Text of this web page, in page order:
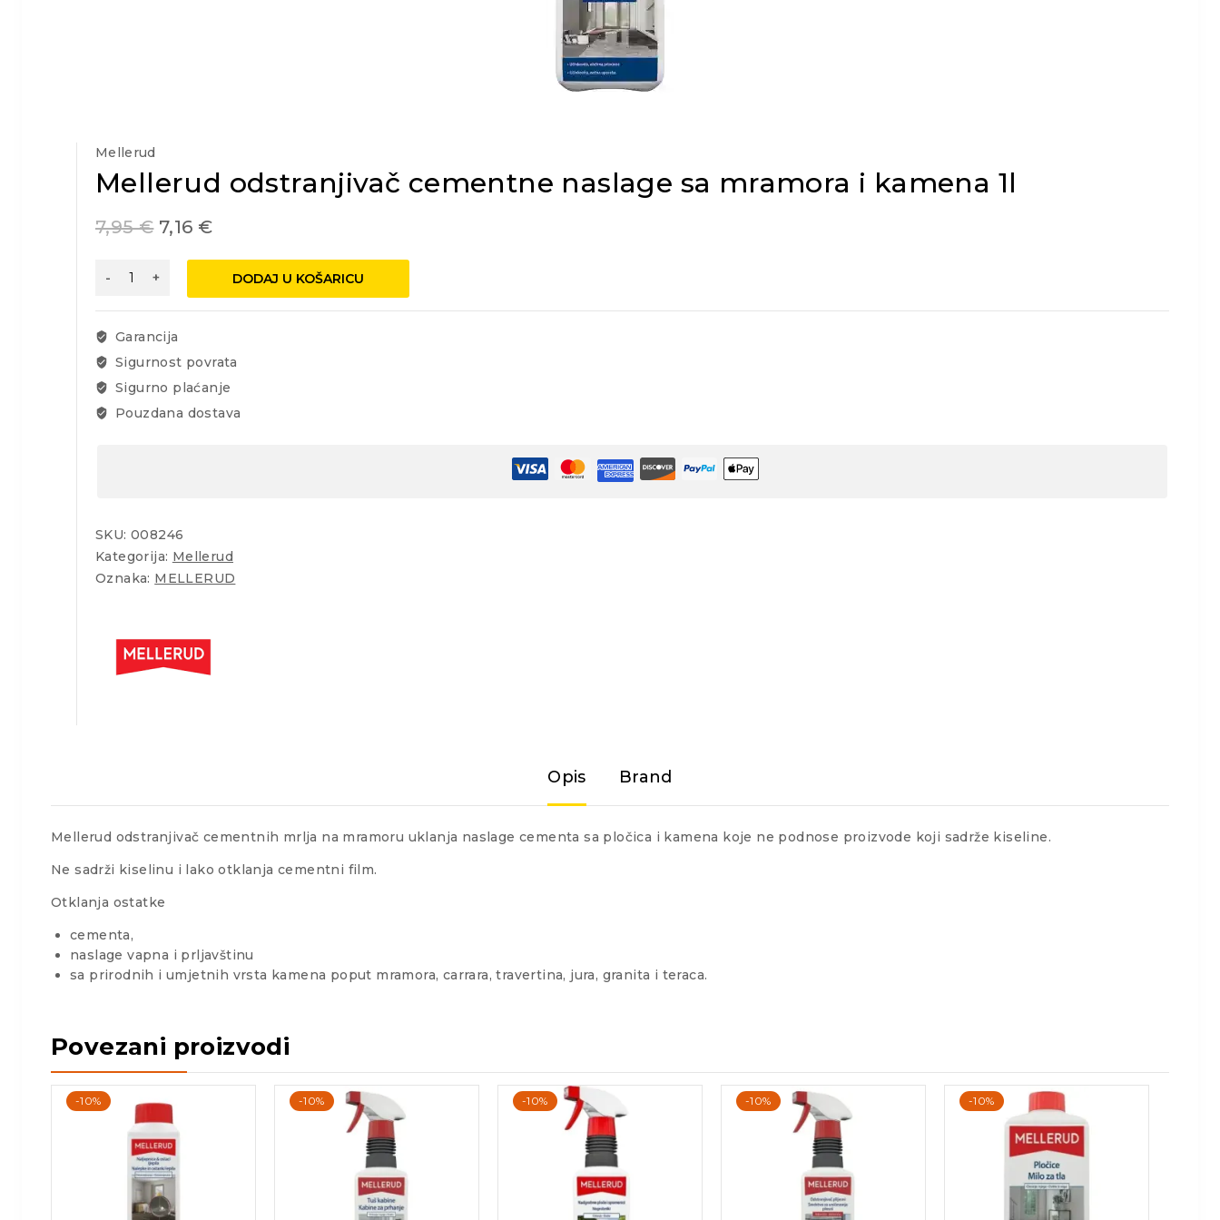
Mellerud
Mellerud odstranjivač cementne naslage sa mramora i kamena 1l
7,95€ 7,16 €
Mellerud
cementne
naslage
mramora
i
kamena
DODAJ U KOŠARICU
Garancija
Sigurnost povrata
Sigurno plaćanje
Pouzdana dostava
SKU: 008246
Kategorija: Mellerud
Oznaka: MELLERUD
Opis Brand
Mellerud odstranjivač cementnih mrlja na mramoru uklanja naslage cementa sa pločica i kamena koje ne podnose proizvode koji sadrže kiseline.
Ne sadrži kiselinu i lako otklanja cementni film.
Otklanja ostatke
cementa,
naslage vapna i prljavštinu
sa prirodnih i umjetnih vrsta kamena poput mramora, carrara, travertina, jura, granita i teraca.
Povezani proizvodi
-10% -10% -10% -10% -10%